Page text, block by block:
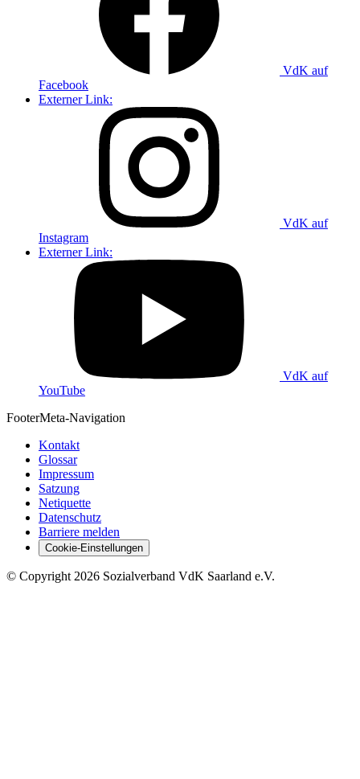
VdK auf
Facebook
Externer Link:
VdK auf
Instagram
Externer Link:
VdK auf
YouTube
FooterMeta-Navigation
Kontakt
Glossar
Impressum
Satzung
Netiquette
Datenschutz
Barriere melden
Cookie-Einstellungen
© Copyright 2026 Sozialverband VdK Saarland e.V.